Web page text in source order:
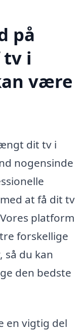
på
i
være
dit tv i
nogensinde
at få dit tv
platform
forskellige
du kan
den bedste
en vigtig del